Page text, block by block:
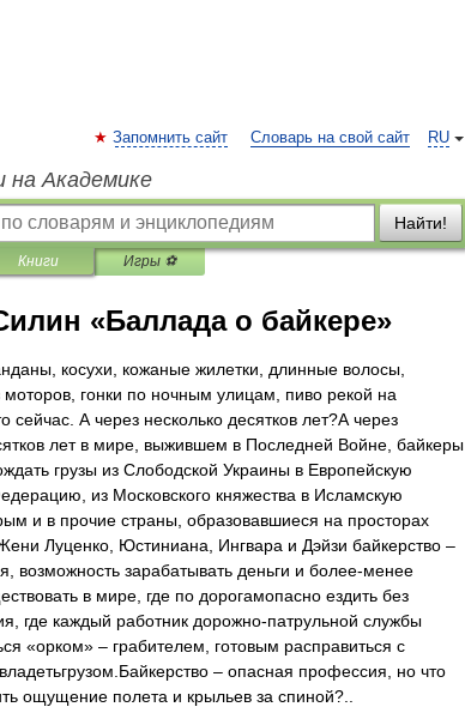
RU
Запомнить сайт Словарь на свой сайт
на Академике
Найти!
Книги Игры ⚽
«Баллада о байкере»
косухи, кожаные жилетки, длинные волосы,
гонки по ночным улицам, пиво рекой на
сейчас. А через несколько десятков лет?А через
лет в мире, выжившем в Последней Войне, байкеры
грузы из Слободской Украины в Европейскую
из Московского княжества в Исламскую
и в прочие страны, образовавшиеся на просторах
Луценко, Юстиниана, Ингвара и Дэйзи байкерство –
возможность зарабатывать деньги и более-менее
в мире, где по дорогамопасно ездить без
где каждый работник дорожно-патрульной службы
«орком» – грабителем, готовым расправиться с
– опасная профессия, но что
ощущение полета и крыльев за спиной?..